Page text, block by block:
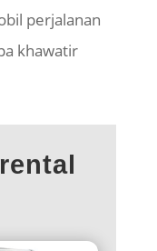
perjalanan
khawatir